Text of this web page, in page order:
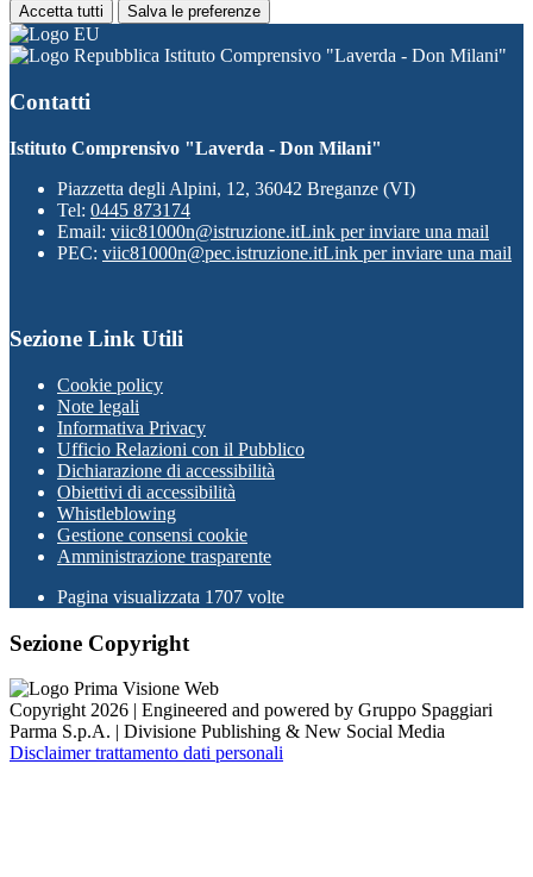
Accetta tutti Salva le preferenze
Istituto Comprensivo "Laverda - Don Milani"
Contatti
Istituto Comprensivo "Laverda - Don Milani"
Piazzetta degli Alpini, 12, 36042 Breganze (VI)
Tel: 0445 873174
Email: viic81000n@istruzione.itLink per inviare una mail
PEC: viic81000n@pec.istruzione.itLink per inviare una mail
Sezione Link Utili
Cookie policy
Note legali
Informativa Privacy
Ufficio Relazioni con il Pubblico
Dichiarazione di accessibilità
Obiettivi di accessibilità
Whistleblowing
Gestione consensi cookie
Amministrazione trasparente
Pagina visualizzata 1707 volte
Sezione Copyright
Copyright 2026 | Engineered and powered by Gruppo Spaggiari
Parma S.p.A. | Divisione Publishing & New Social Media
Disclaimer trattamento dati personali